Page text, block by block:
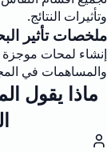
وتأثيرات النتائج.
ملخصات تأثير
إنشاء لمحات موجزة
والمساهمات في
ماذا يقول